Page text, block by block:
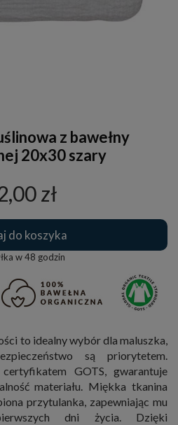
z bawełny
20x30 szary
zł
to idealny wybór dla maluszka,
są priorytetem.
GOTS, gwarantuje
materiału. Miękka tkanina
przytulanka, zapewniając mu
dni życia. Dzięki
do koszyka
w 48 godzin